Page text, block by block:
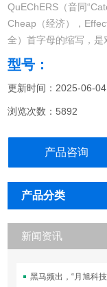
QuEChERS（音同
Cheap（经济），
全）首字母的缩写，
升级版本，它具有与
省时、高效、经济等特
型号：
更新时间：2025-06-04
浏览次数：5892
产品咨询
产品分类
新闻资讯
黑马频出，“月旭科